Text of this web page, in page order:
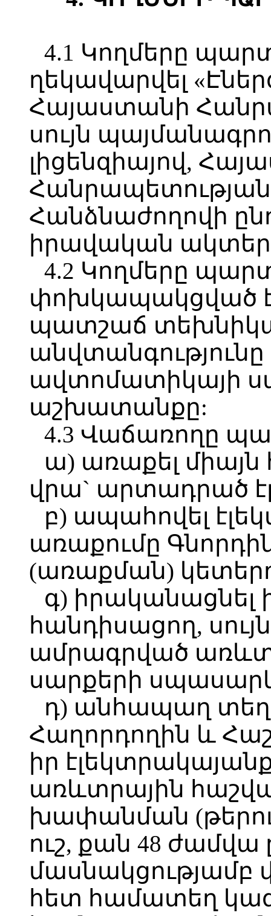
4.1 Կողմերը
ղեկավարվել
Հայաստանի
սույն
լիցենզիայով,
Հանրապետության
Հանձնաժողովի
իրավական
4.2 Կողմերը
փոխկապակցված
պատշաճ
ավտոմատիկայի
աշխատանքը:
4.3 Վաճառողը
ա) առաքել միայն
վրա` արտադրած
բ) ապահովել
առաքումը
(առաքման)
գ) իրականացնել
հանդիսացող,
ամրագրված
սարքերի
դ) անհապաղ
Հաղորդողին և
իր
առևտրային
խափանման
ուշ, քան 48
մասնակցությամբ
հետ համատեղ